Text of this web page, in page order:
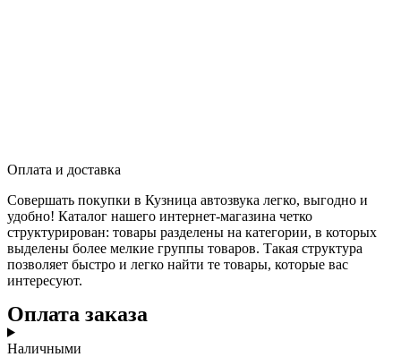
Оплата и доставка
Совершать покупки в Кузница автозвука легко, выгодно и
удобно! Каталог нашего интернет-магазина четко
структурирован: товары разделены на категории, в которых
выделены более мелкие группы товаров. Такая структура
позволяет быстро и легко найти те товары, которые вас
интересуют.
Оплата заказа
Наличными